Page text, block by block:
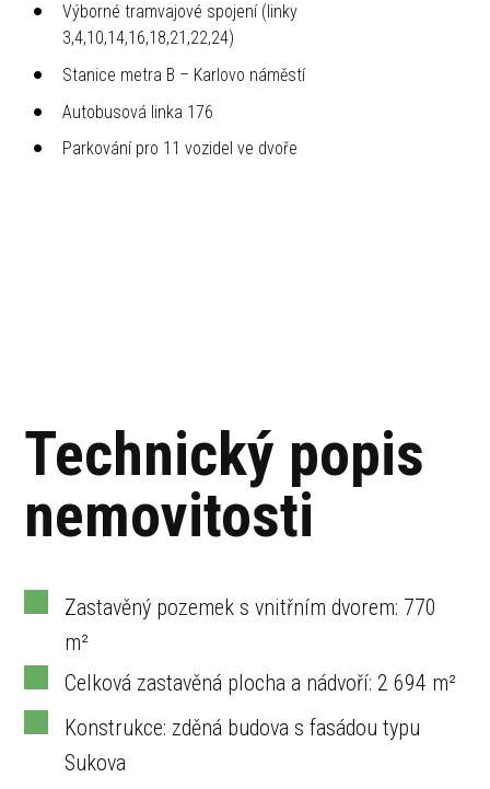
Výborné tramvajové spojení (linky
3,4,10,14,16,18,21,22,24)
Stanice metra B – Karlovo náměstí
Autobusová linka 176
Parkování pro 11 vozidel ve dvoře
Technický popis
nemovitosti
Zastavěný pozemek s vnitřním dvorem: 770
m²
Celková zastavěná plocha a nádvoří: 2 694 m²
Konstrukce: zděná budova s fasádou typu
Sukova